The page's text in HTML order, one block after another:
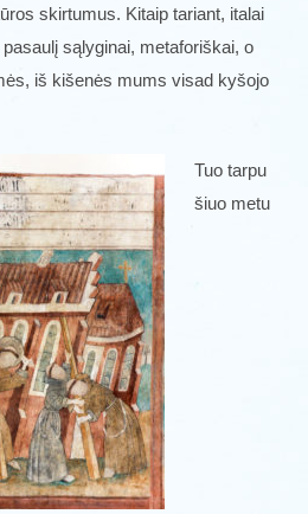
skirtumus. Kitaip tariant, italai
sąlyginai, metaforiškai, o
iš kišenės mums visad kyšojo
Tuo tarpu
šiuo metu